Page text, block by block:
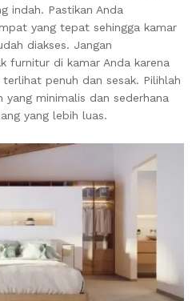
indah. Pastikan Anda
yang tepat sehingga kamar
diakses. Jangan
furnitur di kamar Anda karena
penuh dan sesak. Pilihlah
minimalis dan sederhana
yang lebih luas.